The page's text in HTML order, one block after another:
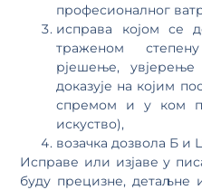
професионалног
исправа којом се
траженом
рјешење,
доказује на којим
спремом и у ком
искуство),
возачка дозвола Б и
Исправе или изјаве у
буду прецизне, детаљне